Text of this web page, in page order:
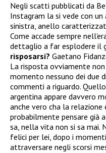
Negli scatti pubblicati da
Instagram la si vede con
sinistra, anello
Come accade sempre
dettaglio a far esplodere il
risposarsi? Gaetano
La risposta ovviamente
momento nessuno dei
commenti a riguardo.
argentina appare davvero
anche vero cha la relazione
probabilmente pensare già
sa, nella vita non si sa mai.
felici per lei, dopo i
attraversare negli scorsi